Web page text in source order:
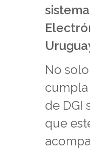
No
de DGI
que